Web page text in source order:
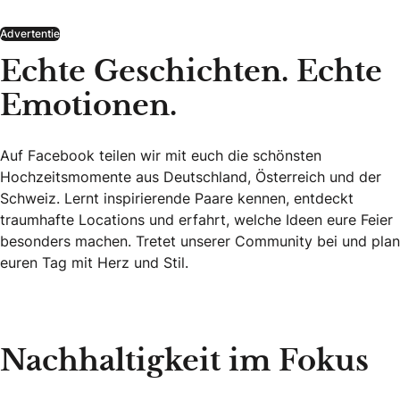
Advertentie
Echte Geschichten. Echte
Emotionen.
Auf Facebook teilen wir mit euch die schönsten
Hochzeitsmomente aus Deutschland, Österreich und der
Schweiz. Lernt inspirierende Paare kennen, entdeckt
traumhafte Locations und erfahrt, welche Ideen eure Feier
besonders machen. Tretet unserer Community bei und
euren Tag mit Herz und Stil.
Nachhaltigkeit im Fokus